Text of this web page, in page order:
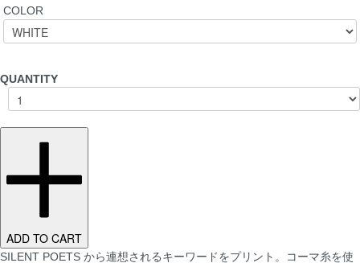
COLOR
QUANTITY
ADD TO CART
SILENT POETS から連想されるキーワードをプリント。コーマ糸を使